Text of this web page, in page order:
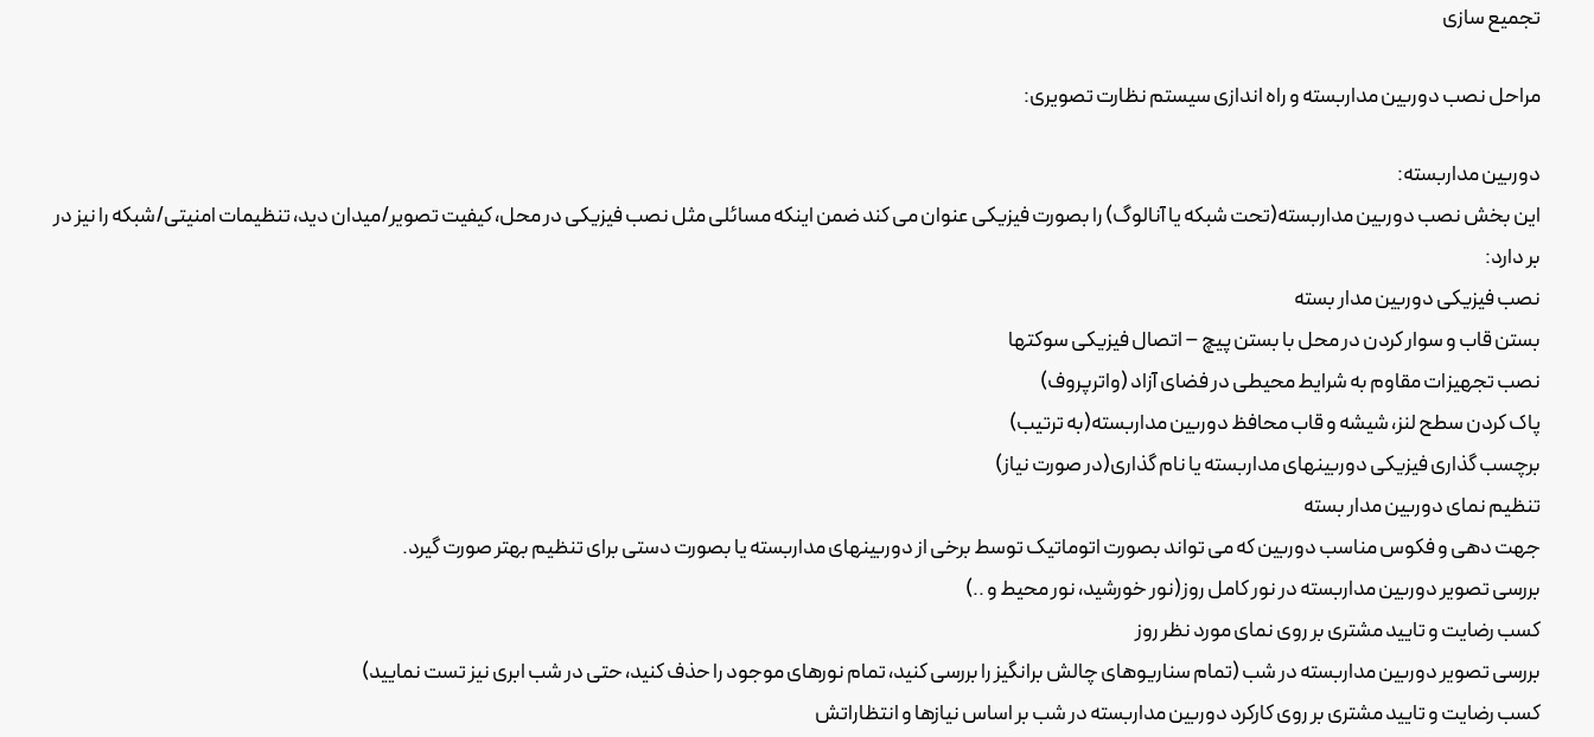
تجمیع سازی
مراحل نصب دوربین مداربسته و راه اندازی سیستم نظارت تصویری:
دوربین مداربسته:
این بخش نصب دوربین مداربسته(تحت شبکه یا آنالوگ) را بصورت فیزیکی عنوان می کند ضمن اینکه مسائلی مثل نصب فیزیکی در محل، کیفیت تصویر/میدان دید، تنظیمات امنیتی/شبکه را نیز در
بر دارد:
نصب فیزیکی دوربین مدار بسته
بستن قاب و سوار کردن در محل با بستن پیچ – اتصال فیزیکی سوکتها
نصب تجهیزات مقاوم به شرایط محیطی در فضای آزاد (واترپروف)
پاک کردن سطح لنز، شیشه و قاب محافظ دوربین مداربسته(به ترتیب)
برچسب گذاری فیزیکی دوربینهای مداربسته یا نام گذاری(در صورت نیاز)
تنظیم نمای دوربین مدار بسته
جهت دهی و فکوس مناسب دوربین که می تواند بصورت اتوماتیک توسط برخی از دوربینهای مداربسته یا بصورت دستی برای تنظیم بهتر صورت گیرد.
بررسی تصویر دوربین مداربسته در نور کامل روز(نور خورشید، نور محیط و ..)
کسب رضایت و تایید مشتری بر روی نمای مورد نظر روز
بررسی تصویر دوربین مداربسته در شب (تمام سناریوهای چالش برانگیز را بررسی کنید، تمام نورهای موجود را حذف کنید، حتی در شب ابری نیز تست نمایید)
کسب رضایت و تایید مشتری بر روی کارکرد دوربین مداربسته در شب بر اساس نیازها و انتظاراتش